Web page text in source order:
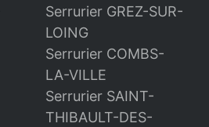
Serrurier GREZ-SUR-
LOING
Serrurier COMBS-
LA-VILLE
Serrurier SAINT-
THIBAULT-DES-